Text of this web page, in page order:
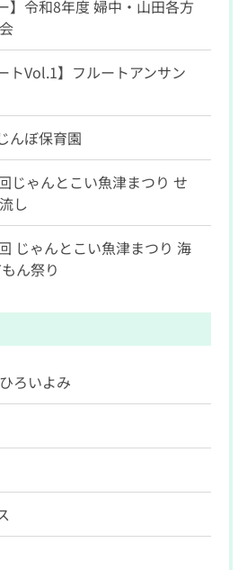
】令和8年度 婦中・山田各方
トVol.1】フルートアンサン
んぼ保育園
じゃんとこい魚津まつり せ
し
じゃんとこい魚津まつり 海
ん祭り
ろいよみ